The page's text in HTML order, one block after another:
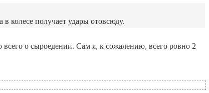
колесе получает удары отовсюду.
о сыроедении. Сам я, к сожалению, всего ровно 2